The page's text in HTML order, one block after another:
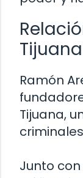
Tijuana
Ramón
Tijuana,
Junto